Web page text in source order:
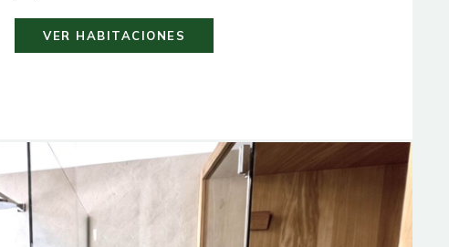
VER HABITACIONES